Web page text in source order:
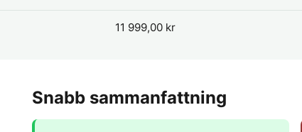
11 999,00 kr
Snabb sammanfattning